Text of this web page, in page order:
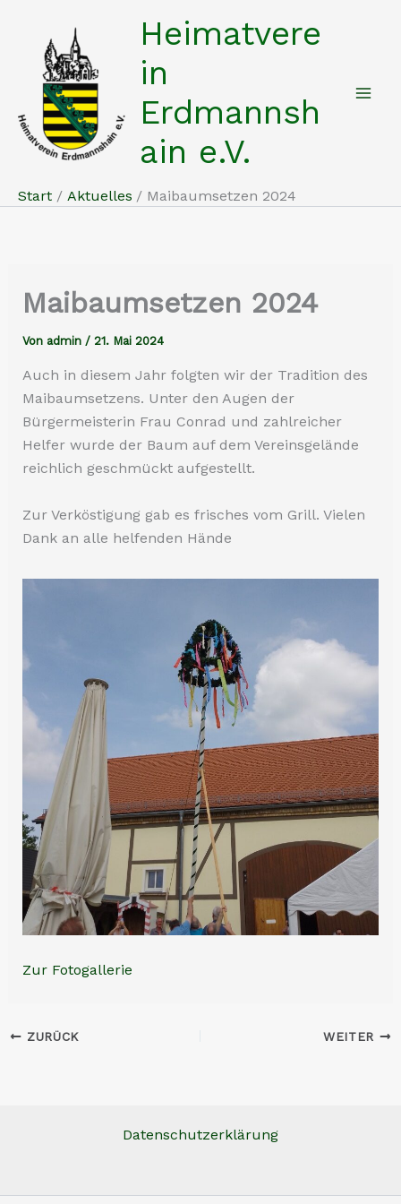
springen
Heimatvere
in
Erdmannsh
ain e.V.
Start Aktuelles Maibaumsetzen 2024
Maibaumsetzen 2024
Von admin / 21. Mai 2024
Auch in diesem Jahr folgten wir der Tradition des
Maibaumsetzens. Unter den Augen der
Bürgermeisterin Frau Conrad und zahlreicher
Helfer wurde der Baum auf dem Vereinsgelände
reichlich geschmückt aufgestellt.
Zur Verköstigung gab es frisches vom Grill. Vielen
Dank an alle helfenden Hände
Zur Fotogallerie
ZURÜCK WEITER
Datenschutzerklärung